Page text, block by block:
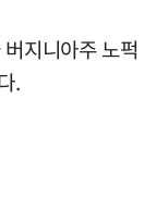
지니아주 노퍽
.